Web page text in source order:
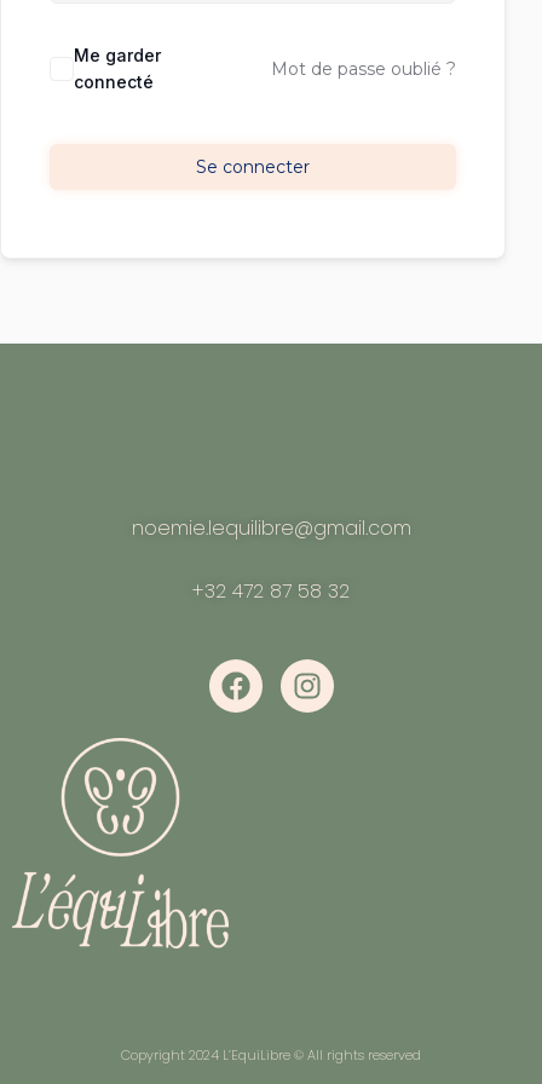
Me garder
connecté
Mot de passe oublié ?
Se connecter
noemie.lequilibre@gmail.com
+32 472 87 58 32
Copyright 2024 L’EquiLibre © All rights reserved